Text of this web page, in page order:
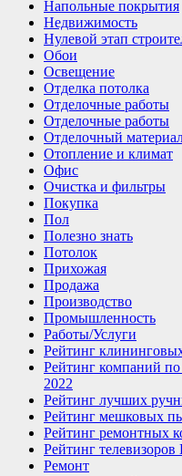
Напольные покрытия
Недвижимость
Нулевой этап
Обои
Освещение
Отделка потолка
Отделочные работы
Отделочные работы
Отделочный
Отопление и климат
Офис
Очистка и фильтры
Покупка
Пол
Полезно знать
Потолок
Прихожая
Продажа
Производство
Промышленность
Работы/Услуги
Рейтинг
Рейтинг компаний
2022
Рейтинг лучших
Рейтинг мешковых
Рейтинг ремонтных
Рейтинг
Ремонт